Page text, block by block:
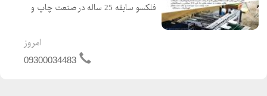
فلکسو سابقه 25 ساله در صنعت چاپ و
چینی مقصود ، چینی سپیده جام توس ،
چینی درسا ، پاکشوما ، فریدولین ،
امروز
09300034483